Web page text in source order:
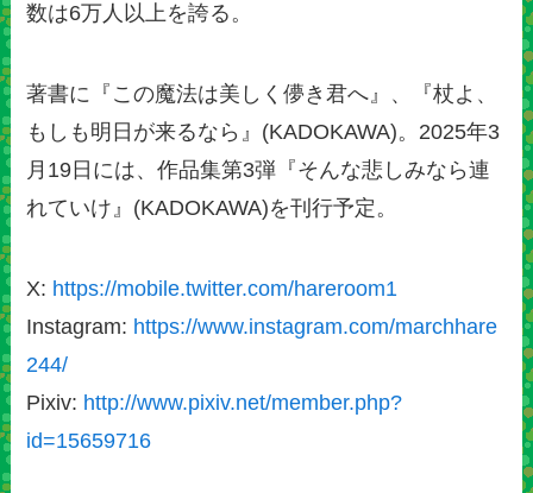
数は6万人以上を誇る。
著書に『この魔法は美しく儚き君へ』、『杖よ、
もしも明日が来るなら』(KADOKAWA)。2025年3
月19日には、作品集第3弾『そんな悲しみなら連
れていけ』(KADOKAWA)を刊行予定。
X: https://mobile.twitter.com/hareroom1
Instagram: https://www.instagram.com/marchhare
244/
Pixiv: http://www.pixiv.net/member.php?
id=15659716